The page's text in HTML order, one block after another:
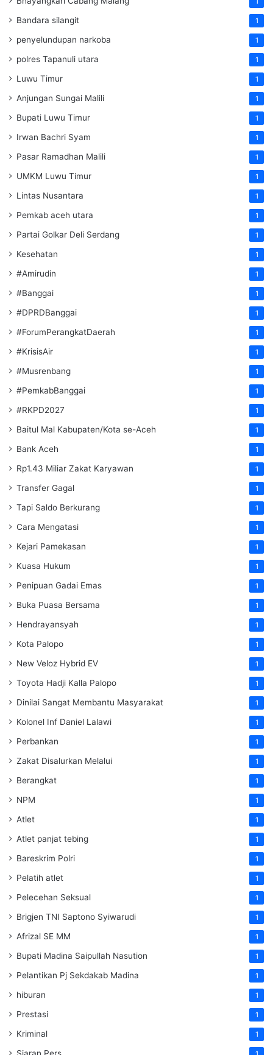
Bandara silangit 1
penyelundupan narkoba 1
polres Tapanuli utara 1
Luwu Timur 1
Anjungan Sungai Malili 1
Bupati Luwu Timur 1
Irwan Bachri Syam 1
Pasar Ramadhan Malili 1
UMKM Luwu Timur 1
Lintas Nusantara 1
Pemkab aceh utara 1
Partai Golkar Deli Serdang 1
Kesehatan 1
#Amirudin 1
#Banggai 1
#DPRDBanggai 1
#ForumPerangkatDaerah 1
#KrisisAir 1
#Musrenbang 1
#PemkabBanggai 1
#RKPD2027 1
Baitul Mal Kabupaten/Kota se-Aceh 1
Bank Aceh 1
Rp1.43 Miliar Zakat Karyawan 1
Transfer Gagal 1
Tapi Saldo Berkurang 1
Cara Mengatasi 1
Kejari Pamekasan 1
Kuasa Hukum 1
Penipuan Gadai Emas 1
Buka Puasa Bersama 1
Hendrayansyah 1
Kota Palopo 1
New Veloz Hybrid EV 1
Toyota Hadji Kalla Palopo 1
Dinilai Sangat Membantu Masyarakat 1
Kolonel Inf Daniel Lalawi 1
Perbankan 1
Zakat Disalurkan Melalui 1
Berangkat 1
NPM 1
Atlet 1
Atlet panjat tebing 1
Bareskrim Polri 1
Pelatih atlet 1
Pelecehan Seksual 1
Brigjen TNI Saptono Syiwarudi 1
Afrizal SE MM 1
Bupati Madina Saipullah Nasution 1
Pelantikan Pj Sekdakab Madina 1
hiburan 1
Prestasi 1
Kriminal 1